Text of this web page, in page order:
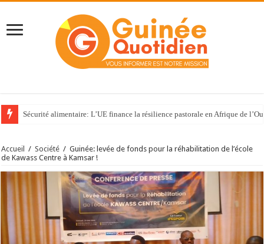
Sécurité alimentaire: L’UE finance la résilience pastorale en Afrique de
Accueil / Société / Guinée: levée de fonds pour la réhabilitation de l’école
de Kawass Centre à Kamsar !